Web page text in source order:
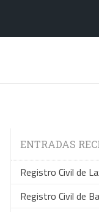
ENTRADAS
Registro Civil de
Registro Civil de